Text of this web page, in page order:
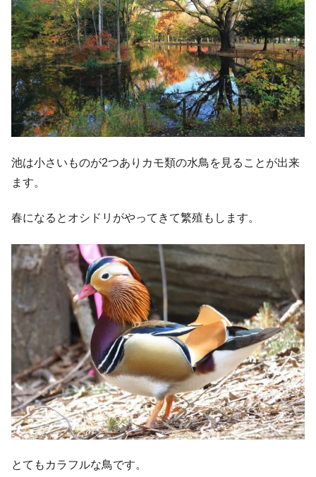
池は小さいものが2つありカモ類の水鳥を見ることが出来
ます。
春になるとオシドリがやってきて繁殖もします。
とてもカラフルな鳥です。